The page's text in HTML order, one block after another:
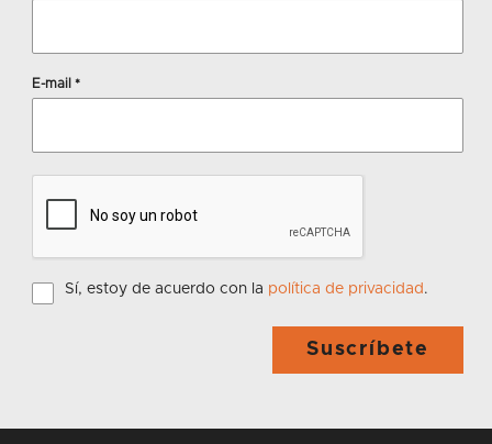
E-mail *
Sí, estoy de acuerdo con la política de privacidad .
Suscríbete